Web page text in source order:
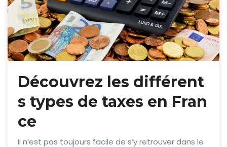
Découvrez les différent
s types de taxes en Fran
ce
Il n’est pas toujours facile de s’y retrouver dans le